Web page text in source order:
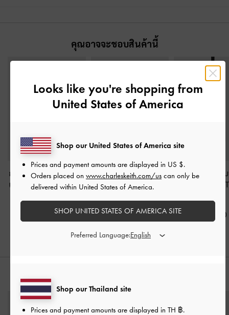
คุณอาจจะชอบสินค้านี้
กระเป๋าสตางค์ดีเทลที่ปิด
แบบบิดรุ่น Tricha- สีดำ
฿1,390.00
กระเป๋าสตางค์แบบซิป
รอบพร้อมสายคล้องมือ
฿1,290.00
กระเป๋าใส่บัตร
ซิปด้านข้างรุ่น
฿990.00
Looks like you're shopping from
United States of America
Shop our Thailand site
Prices and payment amounts are displayed in TH ฿.
Shop our United States of America site
Prices and payment amounts are displayed in US $.
Orders placed on www.charleskeith.com/us can only be
delivered within United States of America.
SHOP UNITED STATES OF AMERICA SITE
Preferred Language: